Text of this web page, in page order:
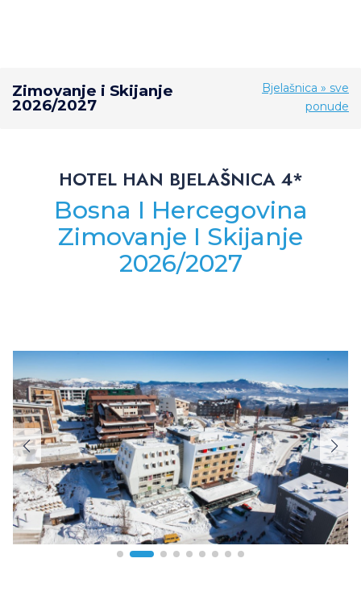
Zimovanje i Skijanje
2026/2027
Bjelašnica » sve
ponude
HOTEL HAN BJELAŠNICA 4*
Bosna I Hercegovina
Zimovanje I Skijanje
2026/2027